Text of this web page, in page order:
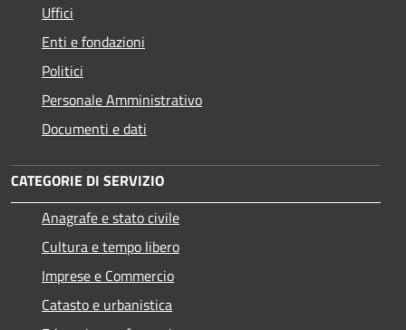
Uffici
Enti e fondazioni
Politici
Personale Amministrativo
Documenti e dati
CATEGORIE DI SERVIZIO
Anagrafe e stato civile
Cultura e tempo libero
Imprese e Commercio
Catasto e urbanistica